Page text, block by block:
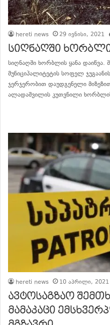
hereti news 29 ივნისი, 2021
სიღნაღში
სიღნაღში ხორბლის ყანა დაიწვა.
მუნიციპალიტეტის სოფელ
ჯერჯერობით დაუდგენელი
ალადაშვილის კუთვნილი
hereti news 10 აპრილი, 2021
ავტოსაგზაო
მამაკაცი